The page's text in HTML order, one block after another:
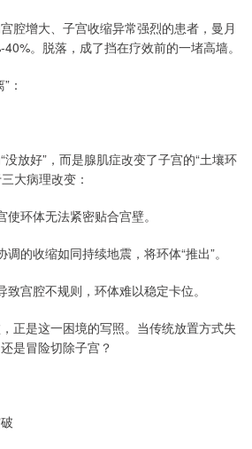
腔增大、子宫收缩异常强烈的患者，曼月
。脱落，成了挡在疗效前的一堵高墙。
：
放好”，而是腺肌症改变了子宫的“土壤环
大病理改变：
使环体无法紧密贴合宫壁。
的收缩如同持续地震，将环体“推出”。
致宫腔不规则，环体难以稳定卡位。
正是这一困境的写照。当传统放置方式失
是冒险切除子宫？